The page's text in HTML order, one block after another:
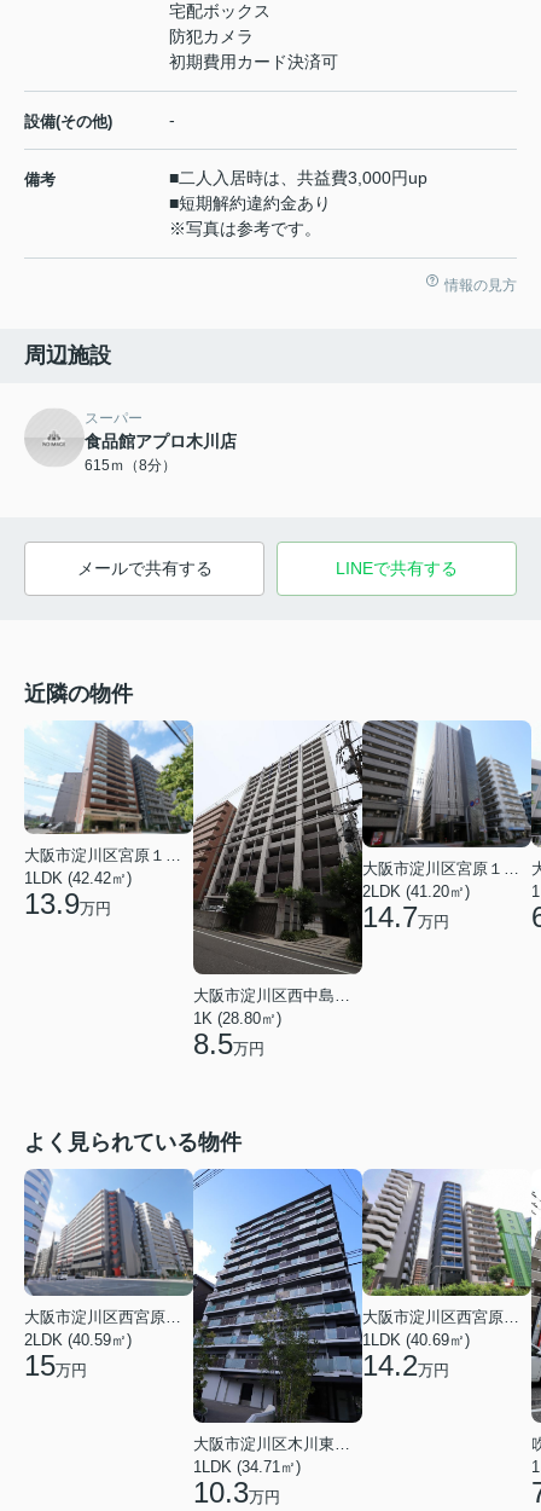
宅配ボックス
防犯カメラ
初期費用カード決済可
設備(その他) -
備考
■二人入居時は、共益費3,000円up
■短期解約違約金あり
※写真は参考です。
情報の見方
周辺施設
スーパー
食品館アプロ木川店
615ｍ（8分）
メールで共有する LINEで共有する
近隣の物件
1LDK (42.42㎡)
13.9万円
大阪市淀川区西中島６丁目
1K (28.80㎡)
8.5万円
大阪市淀川区宮原１丁目
2LDK (41.20㎡)
14.7万円
よく見られている物件
大阪市淀川区西宮原１丁目
2LDK (40.59㎡)
15万円
大阪市淀川区木川東４丁目
1LDK (34.71㎡)
10.3万円
大阪市淀川区西宮原１丁目
1LDK (40.69㎡)
14.2万円